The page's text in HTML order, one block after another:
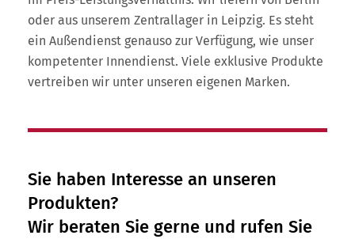
oder aus unserem Zentrallager in Leipzig. Es steht
ein Außendienst genauso zur Verfügung, wie unser
kompetenter Innendienst. Viele exklusive Produkte
vertreiben wir unter unseren eigenen Marken.
Sie haben Interesse an unseren
Produkten?
Wir beraten Sie gerne und rufen Sie